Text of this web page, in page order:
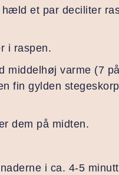
et par deciliter
i raspen.
middelhøj varme (7
fin gylden
dem på midten.
i ca. 4-5